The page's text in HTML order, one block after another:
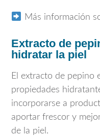
Más información
Extracto de
hidratar la piel
El extracto de pepino
propiedades
incorporarse a
aportar frescor y
de la piel.